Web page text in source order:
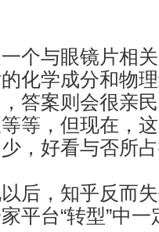
个与眼镜片相
化学成分和物
答案则会很亲
等，但现在，
，好看与否所
后，知乎反而
平台“转型”中